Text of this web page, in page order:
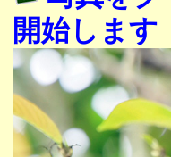
開始します